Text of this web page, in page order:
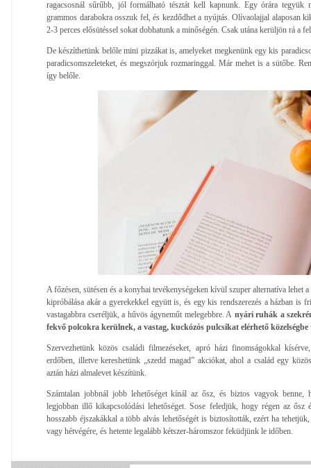
ragacsosnál sűrűbb, jól formálható tésztát kell kapnunk. Egy órára tegyük
grammos darabokra osszuk fel, és kezdődhet a nyújtás. Olívaolajjal alaposan
2-3 perces elősütéssel sokat dobhatunk a minőségén. Csak utána kerüljön rá a
De készíthetünk belőle mini pizzákat is, amelyeket megkenünk egy kis
paradicsomszeleteket, és megszórjuk rozmaringgal. Már mehet is a sütőbe.
így belőle.
A főzésen, sütésen és a konyhai tevékenységeken kívül szuper alternatíva lehet
kipróbálása akár a gyerekekkel együtt is, és egy kis rendszerezés a házban is
vastagabbra cseréljük, a hűvös ágyneműt melegebbre. A nyári ruhák a
fekvő polcokra kerülnek, a vastag, kuckózós pulcsikat elérhető közelségbe
Szervezhetünk közös családi filmezéseket, apró házi finomságokkal
erdőben, illetve kereshetünk „szedd magad” akciókat, ahol a család egy
aztán házi almalevet készítünk.
Számtalan jobbnál jobb lehetőséget kínál az ősz, és biztos vagyok benne,
legjobban illő kikapcsolódási lehetőséget. Sose feledjük, hogy régen az ősz
hosszabb éjszakákkal a több alvás lehetőségét is biztosították, ezért ha
vagy hétvégére, és hetente legalább kétszer-háromszor feküdjünk le időben.